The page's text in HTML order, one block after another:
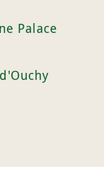
Palace